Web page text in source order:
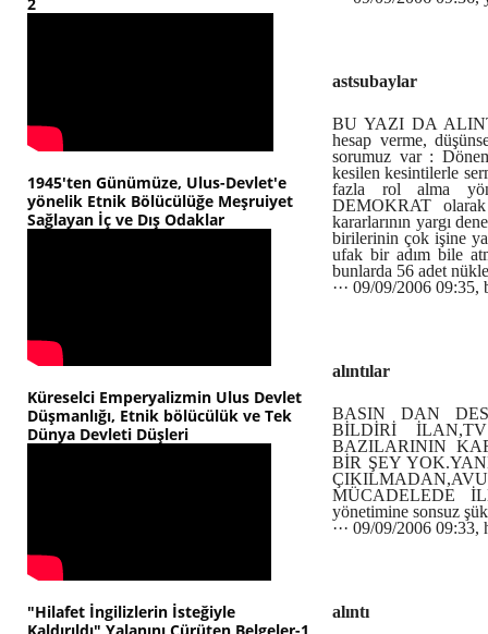
1945'ten Günümüze, Ulus-Devlet'e
yönelik Etnik Bölücülüğe Meşruiyet
Sağlayan İç ve Dış Odaklar
Küreselci Emperyalizmin Ulus Devlet
Düşmanlığı, Etnik bölücülük ve Tek
Dünya Devleti Düşleri
"Hilafet İngilizlerin İsteğiyle
astsubaylar
BU YAZI DA
hesap verme,
sorumuz var :
kesilen kesintilerle
fazla rol alma
DEMOKRAT
kararlarının yargı
birilerinin çok işine
ufak bir adım bile
bunlarda 56 adet
··· 09/09/2006 09:35,
alıntılar
BASIN DAN
BİLDİRİ
BAZILARININ
BİR ŞEY
MÜCADELEDE
yönetimine sonsuz
··· 09/09/2006 09:33,
alıntı